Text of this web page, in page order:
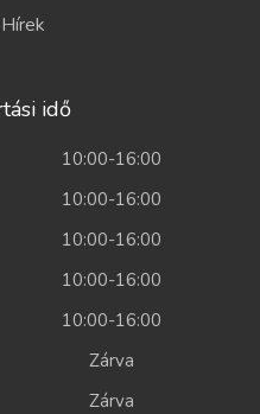
idő
10:00-16:00
10:00-16:00
10:00-16:00
10:00-16:00
10:00-16:00
Zárva
Zárva